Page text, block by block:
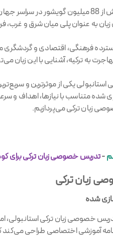
زبان ترکی استانبولی با بیش از 88
به عنوان پلی میان شرق و
فرهنگی، اقتصادی و گردشگری
به ترکیه، آشنایی با این زبان
یکی از موثرترین و
متناسب با نیازها، اهداف و
زبان ترکی می‌پردازیم.
-تدریس خصوصی زبان ترکی برای
زبان ترکی
شده
خصوصی زبان ترکی
آموزشی اختصاصی طراحی